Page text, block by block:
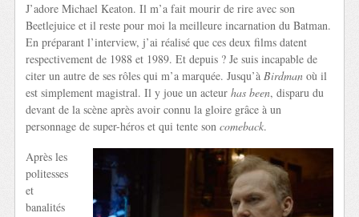
J’adore Michael Keaton. Il m’a fait mourir de rire avec son
Beetlejuice et il reste pour moi la meilleure incarnation du Batman.
En préparant l’interview, j’ai réalisé que ces deux films datent
respectivement de 1988 et 1989. Et depuis ? Je suis incapable de
citer un autre de ses rôles qui m’a marquée. Jusqu’àBirdman où il
est simplement magistral. Il y joue un acteurhas been, disparu du
devant de la scène après avoir connu la gloire grâce à un
personnage de super-héros et qui tente soncomeback.
Après les
politesses
et
banalités